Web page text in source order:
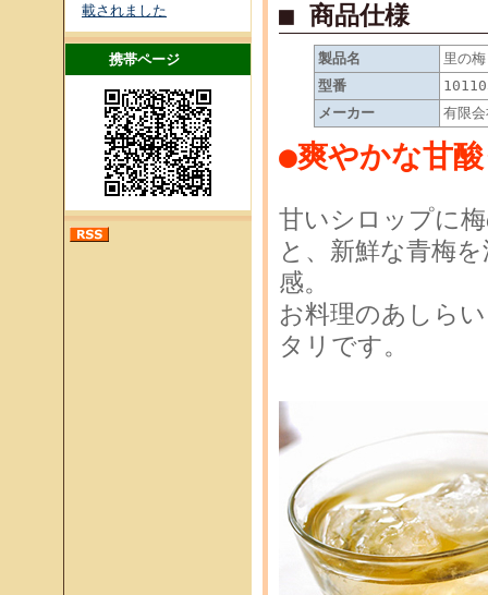
載されました
携帯ページ
■ 商品仕様
製品名
里の
型番
メーカー
有限
●爽やかな甘
甘いシロップに
と、新鮮な青梅
感。
お料理のあしら
タリです。